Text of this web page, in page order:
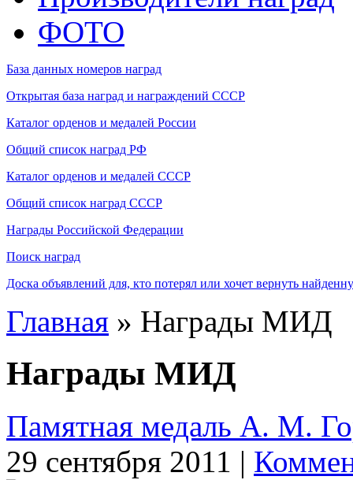
ФОТО
База данных номеров наград
Открытая база наград и награждений СССР
Каталог орденов и медалей России
Общий список наград РФ
Каталог орденов и медалей СССР
Общий список наград СССР
Награды Российской Федерации
Поиск наград
Доска объявлений для, кто потерял или хочет вернуть
Главная » Награды МИД
Награды МИД
Памятная медаль А. М.
29 сентября 2011 |